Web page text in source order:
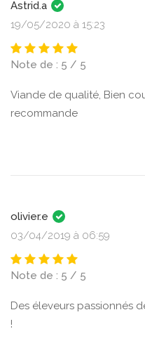
Astrid.a
19/05/2020 à 15:23
Note de : 5 / 5
Viande de qualité, Bien
recommande
olivier.e
03/04/2019 à 06:59
Note de : 5 / 5
Des éleveurs passionnés
!